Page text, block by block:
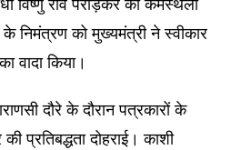
विष्णु राव पराड़कर की कर्मस्थली
निमंत्रण को मुख्यमंत्री ने स्वीकार
वादा किया।
दौरे के दौरान पत्रकारों के
प्रतिबद्धता दोहराई। काशी